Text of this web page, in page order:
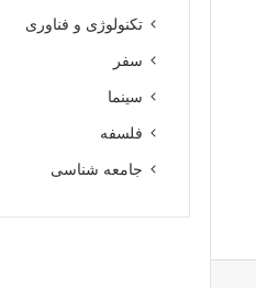
تکنولوژی و فناوری
سفر
سینما
فلسفه
جامعه شناسی